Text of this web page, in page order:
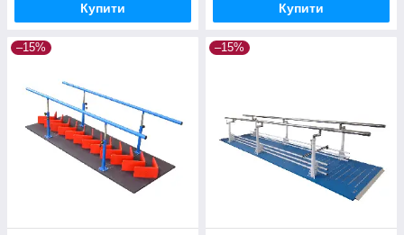
Купити Купити
–15% –15%